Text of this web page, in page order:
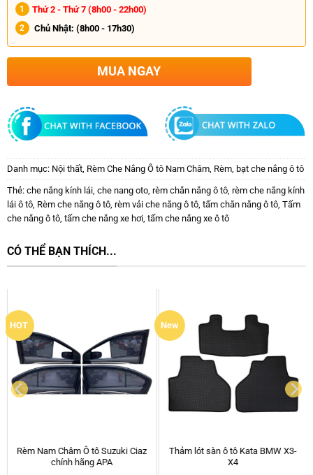
Thứ 2 - Thứ 7 (8h00 - 22h00)
Chủ Nhật: (8h00 - 17h30)
MUA NGAY
Danh mục: Nội thất, Rèm Che Nắng Ô tô Nam Châm, Rèm, bạt che nắng ô tô
Thẻ: che nắng kính lái, che nang oto, rèm chắn nắng ô tô, rèm che nắng kính
lái ô tô, Rèm che nắng ô tô, rèm vải che nắng ô tô, tấm chắn nắng ô tô, Tấm
che nắng ô tô, tấm che nắng xe hơi, tấm che nắng xe ô tô
CÓ THỂ BẠN THÍCH...
Tấm chắn nắng xe ô tô – che
nắng kính lái – mẫu 1 (0,7m
Thảm chống nóng taplo cho xe
TUCSON